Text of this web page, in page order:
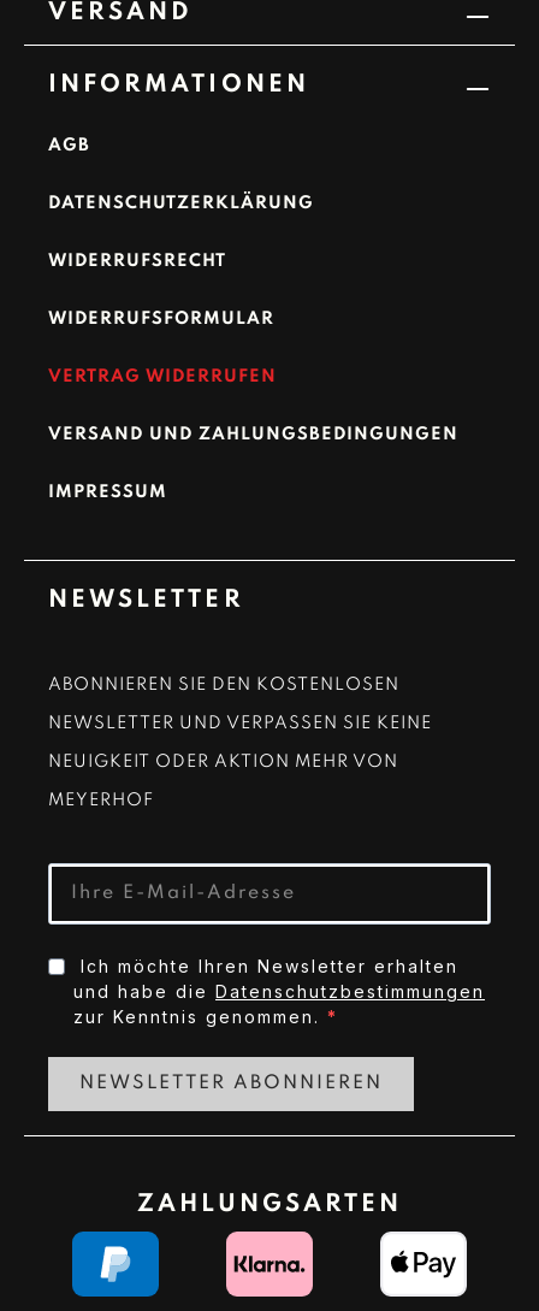
VERSAND
INFORMATIONEN
AGB
DATENSCHUTZERKLÄRUNG
WIDERRUFSRECHT
WIDERRUFSFORMULAR
VERTRAG WIDERRUFEN
VERSAND UND ZAHLUNGSBEDINGUNGEN
IMPRESSUM
NEWSLETTER
ABONNIEREN SIE DEN KOSTENLOSEN
NEWSLETTER UND VERPASSEN SIE KEINE
NEUIGKEIT ODER AKTION MEHR VON
MEYERHOF
Ich möchte Ihren Newsletter erhalten
und habe die Datenschutzbestimmungen
zur Kenntnis genommen.
NEWSLETTER ABONNIEREN
ZAHLUNGSARTEN